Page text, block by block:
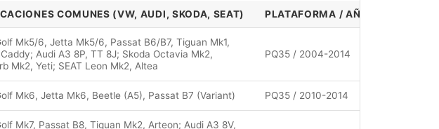
COMUNES (VW, AUDI, SKODA, SEAT) PLATAFORMA / AÑO APROX.
Mk5/6, Jetta Mk5/6, Passat B6/B7, Tiguan Mk1,
Caddy; Audi A3 8P, TT 8J; Skoda Octavia Mk2,
Mk2, Yeti; SEAT Leon Mk2, Altea
PQ35 / 2004-2014
Mk6, Jetta Mk6, Beetle (A5), Passat B7 (Variant) PQ35 / 2010-2014
Mk7, Passat B8, Tiguan Mk2, Arteon; Audi A3 8V,